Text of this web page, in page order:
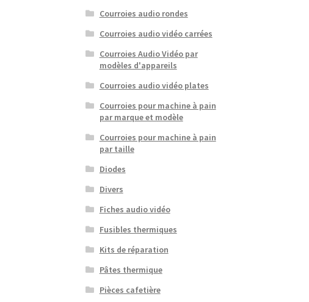
Courroies audio rondes
Courroies audio vidéo carrées
Courroies Audio Vidéo par
modèles d'appareils
Courroies audio vidéo plates
Courroies pour machine à pain
par marque et modèle
Courroies pour machine à pain
par taille
Diodes
Divers
Fiches audio vidéo
Fusibles thermiques
Kits de réparation
Pâtes thermique
Pièces cafetière